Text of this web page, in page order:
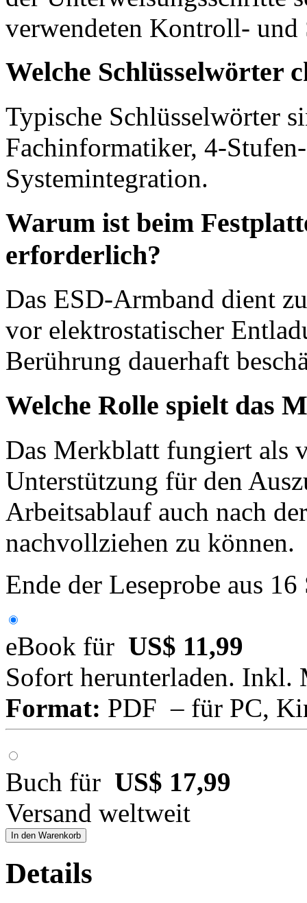
verwendeten Kontroll- und
Welche Schlüsselwörter
Typische Schlüsselwörter
Fachinformatiker, 4-
Systemintegration.
Warum ist beim
erforderlich?
Das ESD-Armband dient
vor elektrostatischer
Berührung dauerhaft
Welche Rolle spielt das
Das Merkblatt fungiert als
Unterstützung für den
Arbeitsablauf auch nach
nachvollziehen zu können.
Ende der Leseprobe aus
eBook für US$ 11,99
Sofort herunterladen. Inkl.
Format: PDF – für PC,
Buch für US$ 17,99
Versand weltweit
In den Warenkorb
Details